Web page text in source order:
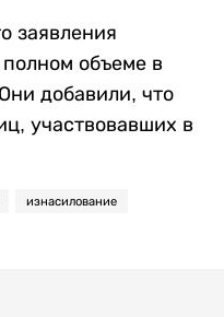
заявления
объеме в
добавили, что
участвовавших в
изнасилование